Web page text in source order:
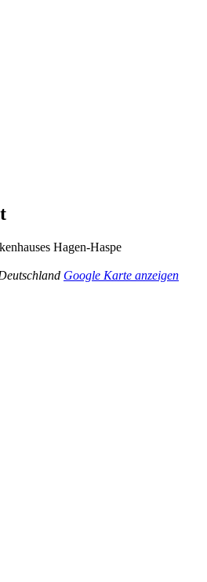
Hagen-Haspe
Google Karte anzeigen